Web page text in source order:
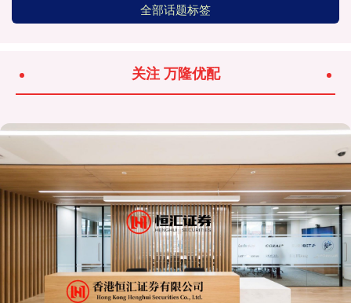
全部话题标签
关注 万隆优配